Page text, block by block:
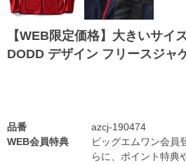
【WEB限定価格】大きいサイ
DODD デザイン フリースジャ
品番
azcj-190474
WEB会員特典
ビッグエムワン会員
らに、ポイント特典